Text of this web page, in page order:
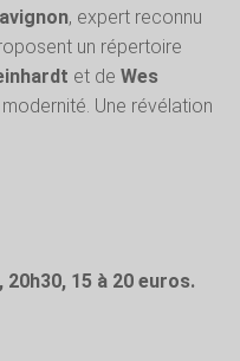
, expert reconnu
un répertoire
et de Wes
Une révélation
20h30, 15 à 20 euros.